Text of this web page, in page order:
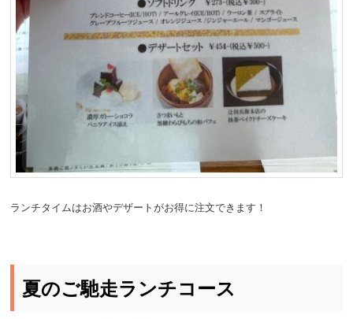
ランチタイムはお酒やデザートがお得に注文できます！
夏のご馳走ランチコース